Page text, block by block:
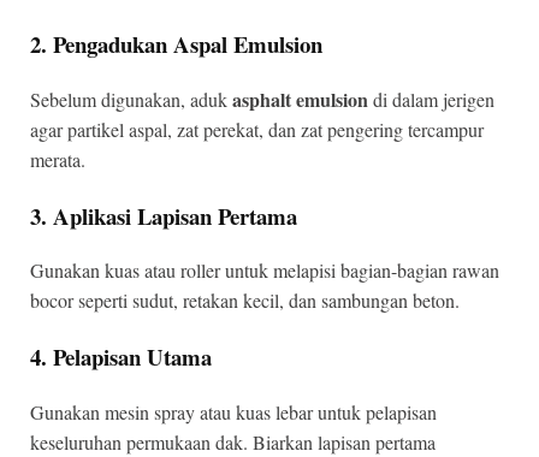
2. Pengadukan Aspal Emulsion
Sebelum digunakan, adukasphalt emulsiondi dalam jerigen
agar partikel aspal, zat perekat, dan zat pengering tercampur
merata.
3. Aplikasi Lapisan Pertama
Gunakan kuas atau roller untuk melapisi bagian-bagian rawan
bocor seperti sudut, retakan kecil, dan sambungan beton.
4. Pelapisan Utama
Gunakan mesin spray atau kuas lebar untuk pelapisan
keseluruhan permukaan dak. Biarkan lapisan pertama